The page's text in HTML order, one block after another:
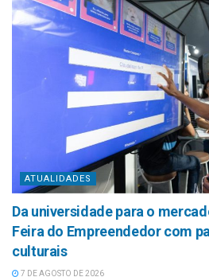
ATUALIDADES
Da universidade para o
Feira do Empreendedor com
culturais
7 DE AGOSTO DE 2026